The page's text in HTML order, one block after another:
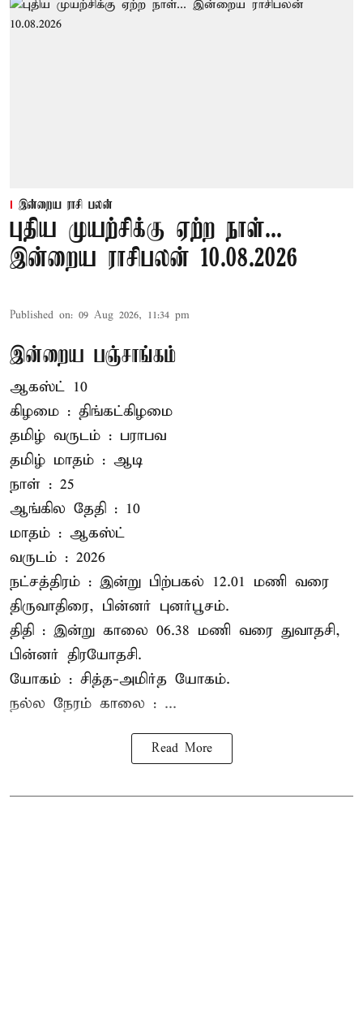
இன்றைய ராசி பலன்
புதிய முயற்சிக்கு ஏற்ற நாள்...
இன்றைய ராசிபலன் 10.08.2026
Published on: 09 Aug 2026, 11:34 pm
இன்றைய பஞ்சாங்கம்
ஆகஸ்ட் 10
கிழமை : திங்கட்கிழமை
தமிழ் வருடம் : பராபவ
தமிழ் மாதம் : ஆடி
நாள் : 25
ஆங்கில தேதி : 10
மாதம் : ஆகஸ்ட்
வருடம் : 2026
நட்சத்திரம் : இன்று பிற்பகல் 12.01 மணி வரை
திருவாதிரை, பின்னர் புனர்பூசம்.
திதி : இன்று காலை 06.38 மணி வரை துவாதசி,
பின்னர் திரயோதசி.
யோகம் : சித்த-அமிர்த யோகம்.
நல்ல நேரம் காலை : ...
Read More